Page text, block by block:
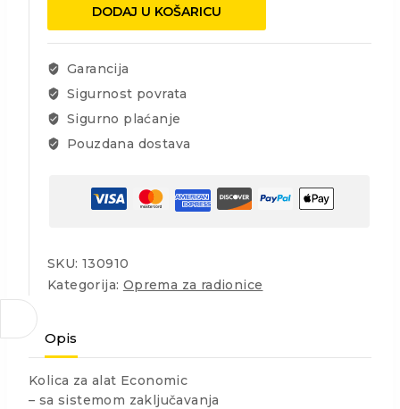
ECONOMIC
količina
DODAJ U KOŠARICU
Garancija
Sigurnost povrata
Sigurno plaćanje
Pouzdana dostava
SKU: 130910
Kategorija: Oprema za radionice
Opis
Kolica za alat Economic
– sa sistemom zaključavanja